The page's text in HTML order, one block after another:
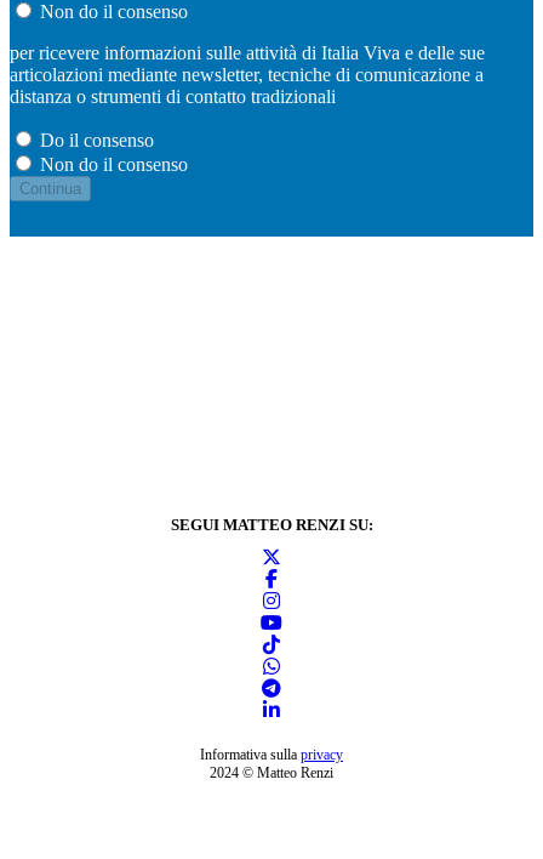
Non do il consenso
per ricevere informazioni sulle attività di Italia Viva e delle sue
articolazioni mediante newsletter, tecniche di comunicazione a
distanza o strumenti di contatto tradizionali
Do il consenso
Non do il consenso
SEGUI MATTEO RENZI SU:
Informativa sulla privacy
2024 © Matteo Renzi